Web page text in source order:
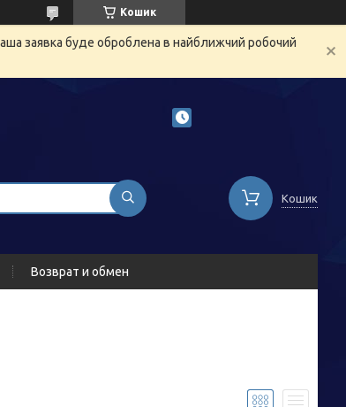
Кошик
заявка буде оброблена в найближчий робочий
Кошик
Возврат и обмен